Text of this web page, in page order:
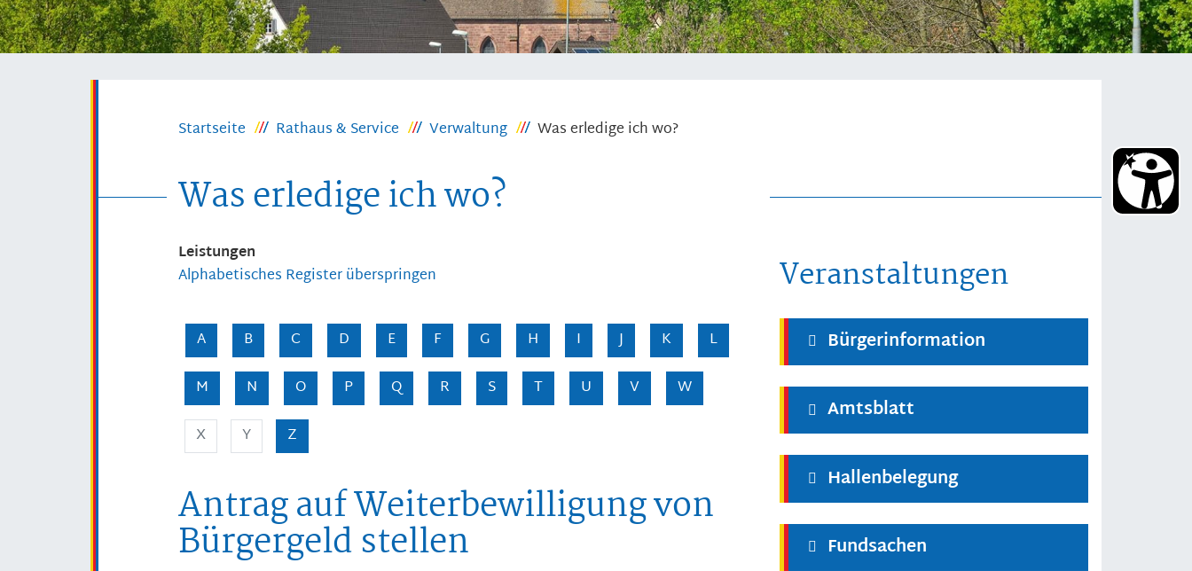
Startseite Rathaus & Service Verwaltung Was erledige ich wo?
Was erledige ich wo?
Leistungen
Alphabetisches Register überspringen
A B C D E F G H I J K
L
M
N O P Q R S T U V
W
X
Y Z
Antrag auf Weiterbewilligung von
Bürgergeld stellen
Veranstaltungen
Bürgerinformation
Amtsblatt
Hallenbelegung
Fundsachen